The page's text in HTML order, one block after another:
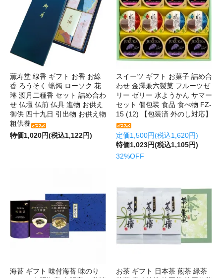
薫寿堂 線香 ギフト お香 お線
香 ろうそく 蝋燭 ローソク 花
琳 渡月二種香 セット 詰め合わ
せ 仏壇 仏前 仏具 進物 お供え
御供 四十九日 引出物 お供え物
粗供養
特価1,020円(税込1,122円)
スイーツ ギフト お菓子 詰め合
わせ 金澤兼六製菓 フルーツゼ
リー ゼリー 水ようかん サマー
セット 個包装 食品 食べ物 FZ-
15 (12) 【包装済 外のし対応】
定価1,500円(税込1,620円)
特価1,023円(税込1,105円)
32%OFF
海苔 ギフト 味付海苔 味のり
お茶 ギフト 日本茶 煎茶 緑茶